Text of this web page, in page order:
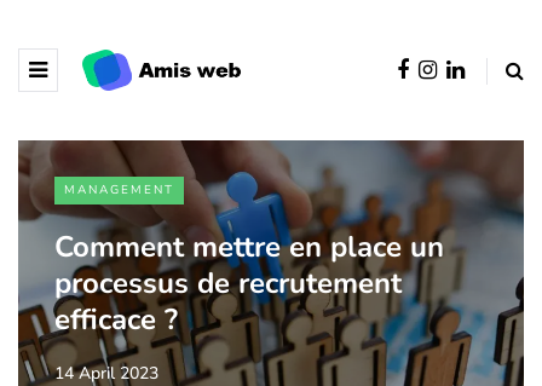
MANAGEMENT
Comment mettre en place un
processus de recrutement
efficace ?
14 April 2023